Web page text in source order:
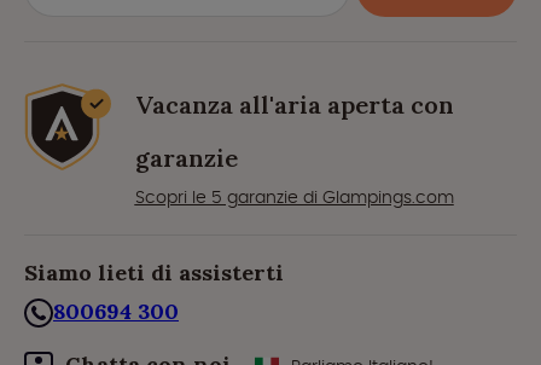
Vacanza all'aria aperta con
garanzie
Scopri le 5 garanzie di Glampings.com
Siamo lieti di assisterti
800694 300